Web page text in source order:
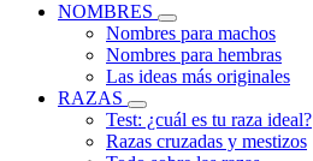
NOMBRES
Nombres para machos
Nombres para hembras
Las ideas más originales
RAZAS
Test: ¿cuál es tu raza ideal?
Razas cruzadas y mestizos